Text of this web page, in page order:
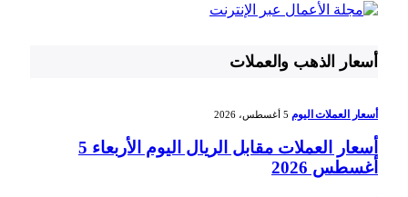
أسعار الذهب والعملات
أسعار العملات اليوم 5 أغسطس، 2026
أسعار العملات مقابل الريال اليوم الأربعاء 5
أغسطس 2026